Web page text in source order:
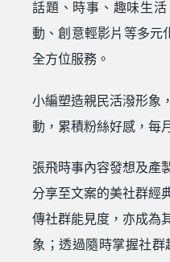
話題、時事、趣味生
動、創意輕影片等多元
全方位服務。
小編塑造親民活潑形象
動，累積粉絲好感，每
張飛時事內容發想及產
分享至文案的美社群經
傳社群能見度，亦成為
象；透過隨時掌握社